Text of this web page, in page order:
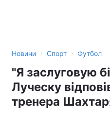
Новини › Спорт › Футбол
"Я заслуговую
Луческу
тренера